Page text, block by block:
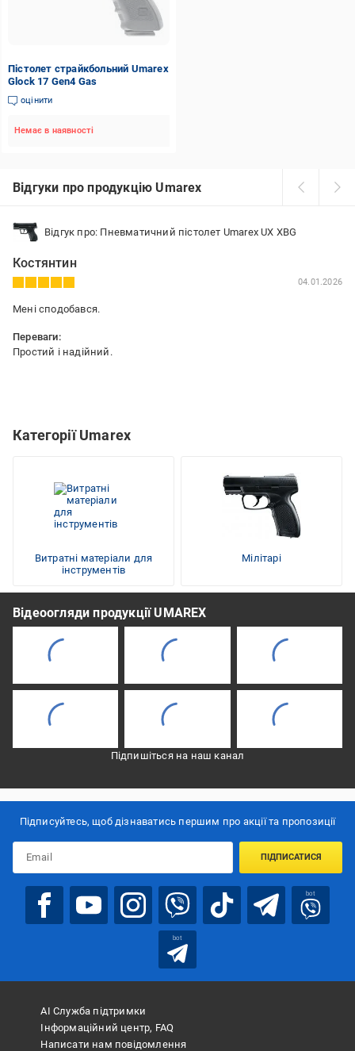
Пістолет страйкбольний Umarex
Glock 17 Gen4 Gas
оцінити
Немає в наявності
Відгуки про продукцію Umarex
Відгук про: Пневматичний пістолет Umarex UX XBG
Костянтин
04.01.2026
Мені сподобався.
Переваги:
Простий і надійний.
Категорії Umarex
Витратні матеріали для
інструментів
Мілітарі
Відеоогляди продукції UMAREX
Підпишіться на наш канал
Підписуйтесь, щоб дізнаватись першим про акції та пропозиції
ПІДПИСАТИСЯ
bot
bot
АІ Служба підтримки
Інформаційний центр, FAQ
Написати нам повідомлення